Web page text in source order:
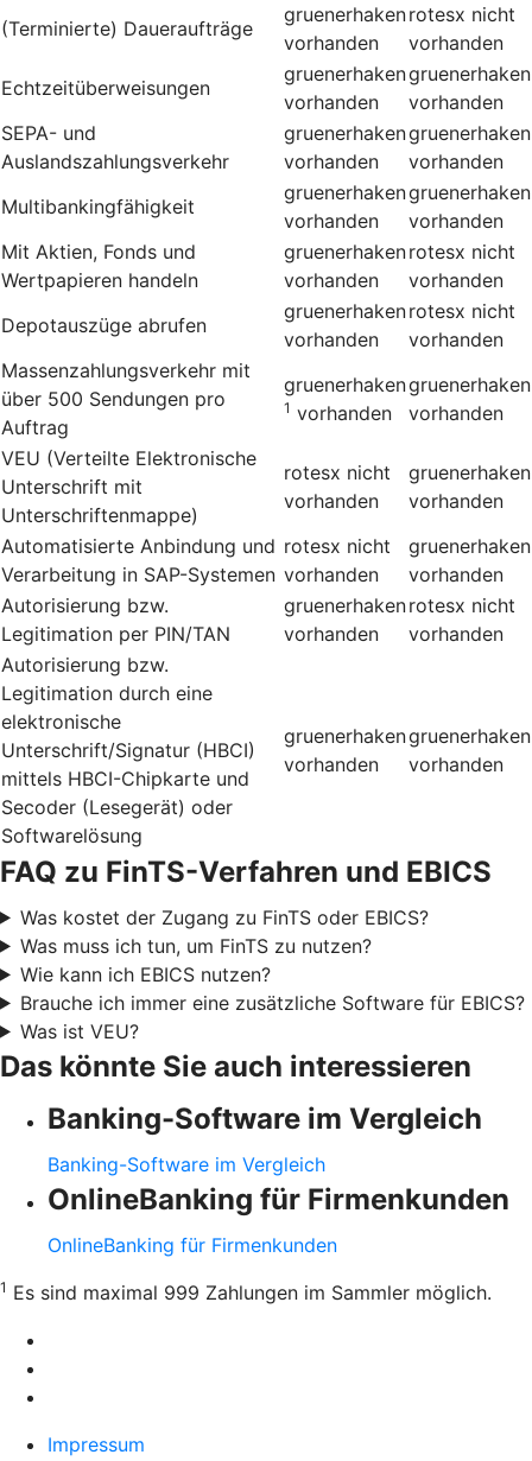
(Terminierte) Daueraufträge
gruenerhaken
vorhanden
rotesx nicht
vorhanden
Echtzeitüberweisungen
gruenerhaken
vorhanden
gruenerhaken
vorhanden
SEPA- und
Auslandszahlungsverkehr
gruenerhaken
vorhanden
gruenerhaken
vorhanden
Multibankingfähigkeit
gruenerhaken
vorhanden
gruenerhaken
vorhanden
Mit Aktien, Fonds und
Wertpapieren handeln
gruenerhaken
vorhanden
rotesx nicht
vorhanden
Depotauszüge abrufen
gruenerhaken
vorhanden
rotesx nicht
vorhanden
Massenzahlungsverkehr mit
über 500 Sendungen pro
Auftrag
gruenerhaken
1 vorhanden
gruenerhaken
vorhanden
VEU (Verteilte Elektronische
Unterschrift mit
Unterschriftenmappe)
rotesx nicht
vorhanden
gruenerhaken
vorhanden
Automatisierte Anbindung und
Verarbeitung in SAP-Systemen
rotesx nicht
vorhanden
gruenerhaken
vorhanden
Autorisierung bzw.
Legitimation per PIN/TAN
gruenerhaken
vorhanden
rotesx nicht
vorhanden
Autorisierung bzw.
Legitimation durch eine
elektronische
Unterschrift/Signatur (HBCI)
mittels HBCI-Chipkarte und
Secoder (Lesegerät) oder
Softwarelösung
gruenerhaken
vorhanden
gruenerhaken
vorhanden
FAQ zu FinTS-Verfahren und EBICS
Was kostet der Zugang zu FinTS oder EBICS?
Was muss ich tun, um FinTS zu nutzen?
Wie kann ich EBICS nutzen?
Brauche ich immer eine zusätzliche Software für EBICS?
Was ist VEU?
Das könnte Sie auch interessieren
Banking-Software im Vergleich
Banking-Software im Vergleich
OnlineBanking für Firmenkunden
OnlineBanking für Firmenkunden
1 Es sind maximal 999 Zahlungen im Sammler möglich.
Impressum